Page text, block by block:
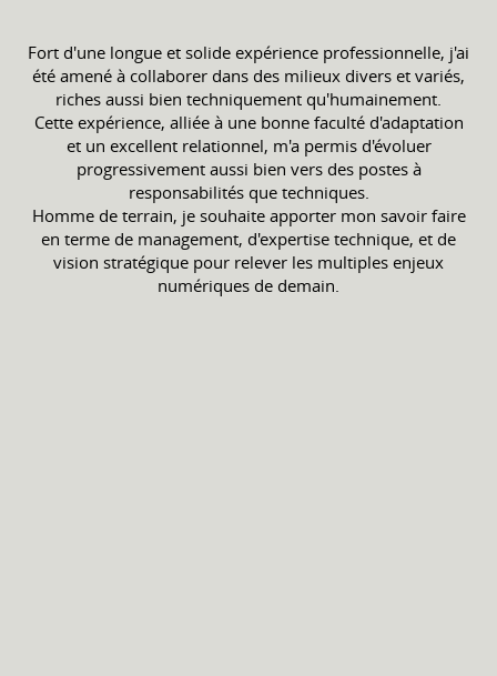
Fort d'une longue et solide expérience professionnelle, j'ai
été amené à collaborer dans des milieux divers et variés,
riches aussi bien techniquement qu'humainement.
Cette expérience, alliée à une bonne faculté d'adaptation
et un excellent relationnel, m'a permis d'évoluer
progressivement aussi bien vers des postes à
responsabilités que techniques.
Homme de terrain, je souhaite apporter mon savoir faire
en terme de management, d'expertise technique, et de
vision stratégique pour relever les multiples enjeux
numériques de demain.